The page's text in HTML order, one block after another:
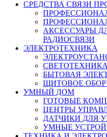
СРЕДСТВА СВЯЗИ
АКСЕССУАРЫ
РАДИОСВЯЗИ
ЭЛЕКТРОТЕХНИКА
СВЕТОТЕХНИКА
БЫТОВАЯ
ЩИТОВОЕ
УМНЫЙ ДОМ
ГОТОВЫЕ
ЦЕНТРЫ
ДАТЧИКИ ДЛЯ
УМНЫЕ